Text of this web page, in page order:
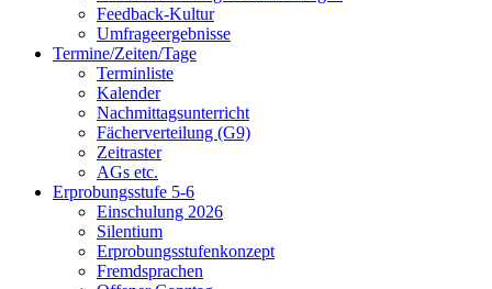
Feedback-Kultur
Umfrageergebnisse
Termine/Zeiten/Tage
Terminliste
Kalender
Nachmittagsunterricht
Fächerverteilung (G9)
Zeitraster
AGs etc.
Erprobungsstufe 5-6
Einschulung 2026
Silentium
Erprobungsstufenkonzept
Fremdsprachen